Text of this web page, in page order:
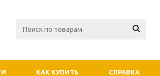
КАК КУПИТЬ СПРАВКА